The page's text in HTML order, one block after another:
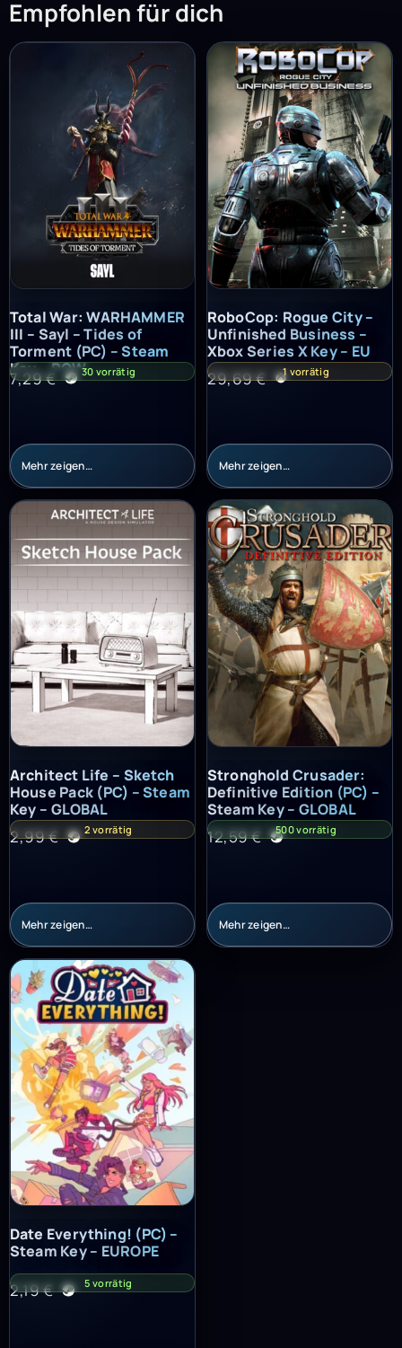
Empfohlen für dich
Total War: WARHAMMER III – Sayl – Tides of Torment (PC) –
Total War: WARHAMMER
III – Sayl – Tides of
Torment (PC) – Steam
Key – ROW
7,29€ 30 vorrätig
Mehr zeigen…
RoboCop: Rogue City –
RoboCop: Rogue City –
Unfinished Business –
Xbox Series X Key – EU
29,69€ 1 vorrätig
Mehr zeigen…
Architect Life – Sketch House Pack (PC) – Steam Key – GLOBAL
Architect Life – Sketch
House Pack (PC) – Steam
Key – GLOBAL
2,99€ 2 vorrätig
Mehr zeigen…
Stronghold Crusader: Definitive
Stronghold Crusader:
Definitive Edition (PC) –
Steam Key – GLOBAL
12,59€ 500 vorrätig
Mehr zeigen…
Date Everything! (PC) – Steam Key – EUROPE
Date Everything! (PC) –
Steam Key – EUROPE
2,19€ 5 vorrätig